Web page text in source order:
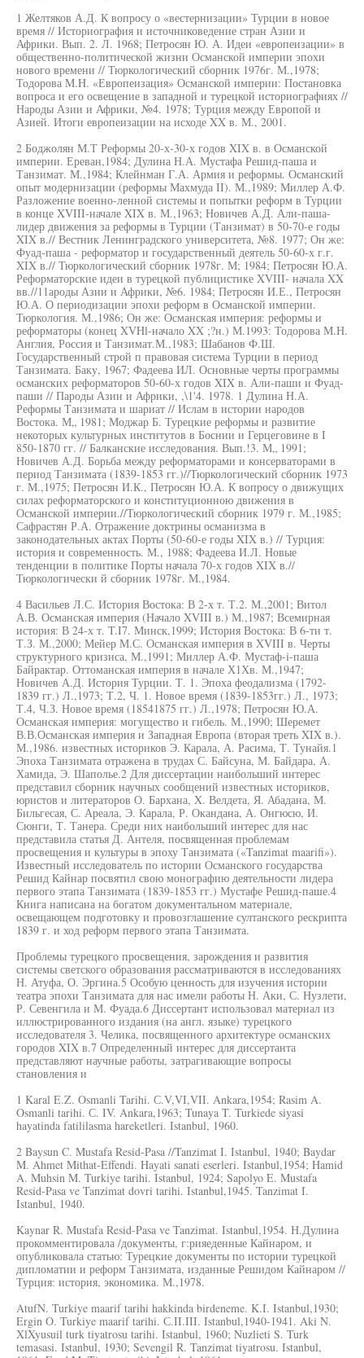
1 Желтяков А.Д. К вопросу о «вестернизации» Турции в новое
время // Историография и источниковедение стран Азии и
Африки. Вып. 2. Л. 1968; Петросян Ю. А. Идеи «европеизации» в
общественно-политической жизни Османской империи эпохи
нового времени // Тюркологический сборник 1976г. М.,1978;
Тодорова M.H. «Европеизация» Османской империи: Постановка
вопроса и его освещение в западной и турецкой историографиях //
Народы Азии и Африки, №4. 1978; Турция между Европой и
Азией. Итоги европеизации на исходе XX в. М., 2001.
2 Боджолян М.Т Реформы 20-х-30-х годов XIX в. в Османской
империи. Ереван,1984; Дулина Н.А. Мустафа Решид-паша и
Танзимат. М.,1984; Клейнман Г.А. Армия и реформы. Османский
опыт модернизации (реформы Махмуда II). М.,1989; Миллер А.Ф.
Разложение военно-ленной системы и попытки реформ в Турции
в конце XVIII-начале XIX в. М.,1963; Новичев А.Д. Али-паша-
лидер движения за реформы в Турции (Танзимат) в 50-70-е годы
XIX в.// Вестник Ленинградского университета, №8. 1977; Он же:
Фуад-паша - реформатор и государственный деятель 50-60-х г.г.
XIX в.// Тюркологический сборник 1978г. М; 1984; Петросян Ю.А.
Реформаторские идеи в турецкой публицистике XVIII- начала XX
вв.//11ароды Азии и Африки, №6. 1984; Петросян И.Е., Петросян
Ю.А. О периодизации эпохи реформ в Османской империи.
Тюркология. М.,1986; Он же: Османская империя: реформы и
реформаторы (конец XVHl-начало XX ;?н.) М.1993: Тодорова М.Н.
Англия, Россия и Танзимат.М.,1983; Шабанов Ф.Ш.
Государственный строй п правовая система Турции в период
Танзимата. Баку, 1967; Фадеева ИЛ. Основные черты программы
османских реформаторов 50-60-х годов XIX в. Али-паши и Фуад-
паши // Пароды Азии и Африки, ,\1'4. 1978. 1 Дулина Н.А.
Реформы Танзимата и шариат // Ислам в истории народов
Востока. М„ 1981; Моджар Б. Турецкие реформы и развитие
некоторых культурных институтов в Боснии и Герцеговине в I
850-1870 гг. // Балканские исследования. Вып.!3. М„ 1991;
Новичев А.Д. Борьба между реформаторами и консерваторами в
период Танзимата (1839-1853 гг.)//Тюркологический сборник 1973
г. М.,1975; Петросян И.К., Петросян Ю.А. К вопросу о движущих
силах реформаторского и конституционною движения в
Османской империи.//Тюркологический сборник 1979 г. М.,1985;
Сафрастян Р.А. Отражение доктрины османизма в
законодательных актах Порты (50-60-е годы XIX в.) // Турция:
история и современность. М., 1988; Фадеева И.Л. Новые
тенденции в политике Порты начала 70-х годов XIX в.//
Тюркологически й сборник 1978г. М.,1984.
4 Васильев Л.С. История Востока: В 2-х т. Т.2. М.,2001; Витол
А.В. Османская империя (Начало XVIII в.) М.,1987; Всемирная
история: В 24-х т. T.I7. Минск,1999; История Востока: В 6-ти т.
Т.З. М.,2000; Мейер М.С. Османская империя в XVIII в. Черты
структурного кризиса, М.,1991; Миллер А.Ф. Мустаф-i-паша
Байрактар. Оттоманская империя в начале Х1Хв. М.,1947;
Новичев А.Д. История Турции. Т. 1. Эпоха феодализма (1792-
1839 гг.) Л.,1973; Т.2, Ч. 1. Новое время (1839-1853гг.) Л., 1973;
Т.4, Ч.З. Новое время (18541875 гг.) Л.,1978; Петросян Ю.А.
Османская империя: могущество и гибель. М.,1990; Шеремет
В.В.Османская империя и Западная Европа (вторая треть XIX в.).
М.,1986. известных историков Э. Карала, А. Расима, Т. Тунайя.1
Эпоха Танзимата отражена в трудах С. Байсуна, М. Байдара, А.
Хамида, Э. Шаполье.2 Для диссертации наибольший интерес
представил сборник научных сообщений известных историков,
юристов и литераторов О. Бархана, X. Велдета, Я. Абадана, М.
Бильгесая, С. Ареала, Э. Карала, Р. Окандана, А. Онгюсю, И.
Сюнги, Т. Танера. Среди них наибольший интерес для нас
представила статья Д. Антеля, посвященная проблемам
просвещения и культуры в эпоху Танзимата («Tanzimat maarifi»).
Известный исследователь по истории Османского государства
Решид Кайнар посвятил свою монографию деятельности лидера
первого этапа Танзимата (1839-1853 гг.) Мустафе Решид-паше.4
Книга написана на богатом документальном материале,
освещающем подготовку и провозглашение султанского рескрипта
1839 г. и ход реформ первого этапа Танзимата.
Проблемы турецкого просвещения, зарождения и развития
системы светского образования рассматриваются в исследованиях
Н. Атуфа, О. Эргина.5 Особую ценность для изучения истории
театра эпохи Танзимата для нас имели работы Н. Аки, С. Нузлети,
Р. Севенгила и М. Фуада.6 Диссертант использовал материал из
иллюстрированного издания (на англ. языке) турецкого
исследователя 3. Челика, посвященного архитектуре османских
городов XIX в.7 Определенный интерес для диссертанта
представляют научные работы, затрагивающие вопросы
становления и
1 Karal E.Z. Osmanli Tarihi. С.V,VI,VII. Ankara,1954; Rasim A.
Osmanli tarihi. С. IV. Ankara,1963; Tunaya T. Turkiede siyasi
hayatinda fatililasma hareketleri. Istanbul, 1960.
2 Baysun C. Mustafa Resid-Pasa //Tanzimat I. Istanbul, 1940; Baydar
M. Ahmet Mithat-Effendi. Hayati sanati eserleri. Istanbul,1954; Hamid
A. Muhsin M. Turkiye tarihi. Istanbul, 1924; Sapolyo E. Mustafa
Resid-Pasa ve Tanzimat dovri tarihi. Istanbul,1945. Tanzimat I.
Istanbul, 1940.
Kaynar R. Mustafa Resid-Pasa ve Tanzimat. Istanbul,1954. Н.Дулина
прокомментировала /документы, г:рияеденные Кайнаром, и
опубликовала статью: Турецкие документы по истории турецкой
дипломатии и реформ Танзимата, изданные Решидом Кайнаром //
Турция: история, экономика. М.,1978.
AtufN. Turkiye maarif tarihi hakkinda birdeneme. K.I. Istanbul,1930;
Ergin O. Turkiye maarif tarihi. С.II.III. Istanbul,1940-1941. Aki N.
XlXyusuil turk tiyatrosu tarihi. Istanbul, 1960; Nuzlieti S. Turk
temasasi. Istanbul, 1930; Sevengil R. Tanzimat tiyatrosu. Istanbul,